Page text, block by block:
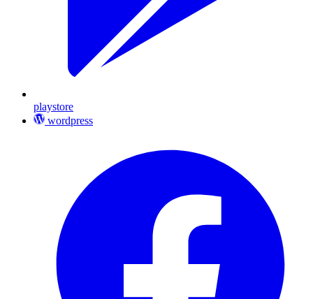
playstore
wordpress